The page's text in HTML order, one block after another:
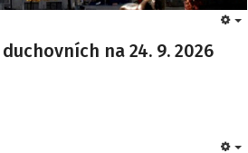
na 24. 9. 2026